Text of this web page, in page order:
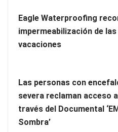
Más allá de la crema solar: la
y lunares
Eagle Waterproofing
impermeabilización de
vacaciones
Las personas con
severa reclaman acceso
través del Documental
Sombra’